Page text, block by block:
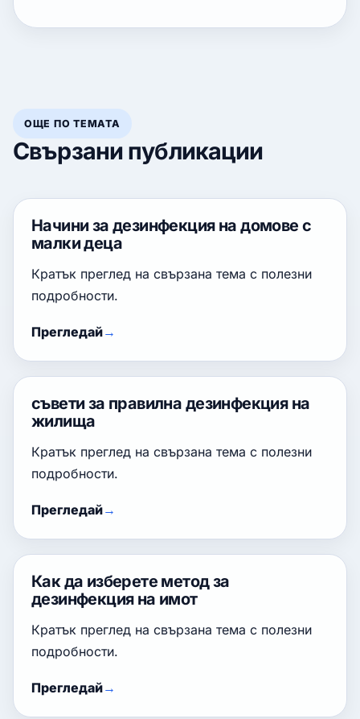
ОЩЕ ПО ТЕМАТА
Свързани публикации
Начини за дезинфекция на домове с
малки деца
Кратък преглед на свързана тема с полезни
подробности.
Прегледай
съвети за правилна дезинфекция на
жилища
Кратък преглед на свързана тема с полезни
подробности.
Прегледай
Как да изберете метод за
дезинфекция на имот
Кратък преглед на свързана тема с полезни
подробности.
Прегледай